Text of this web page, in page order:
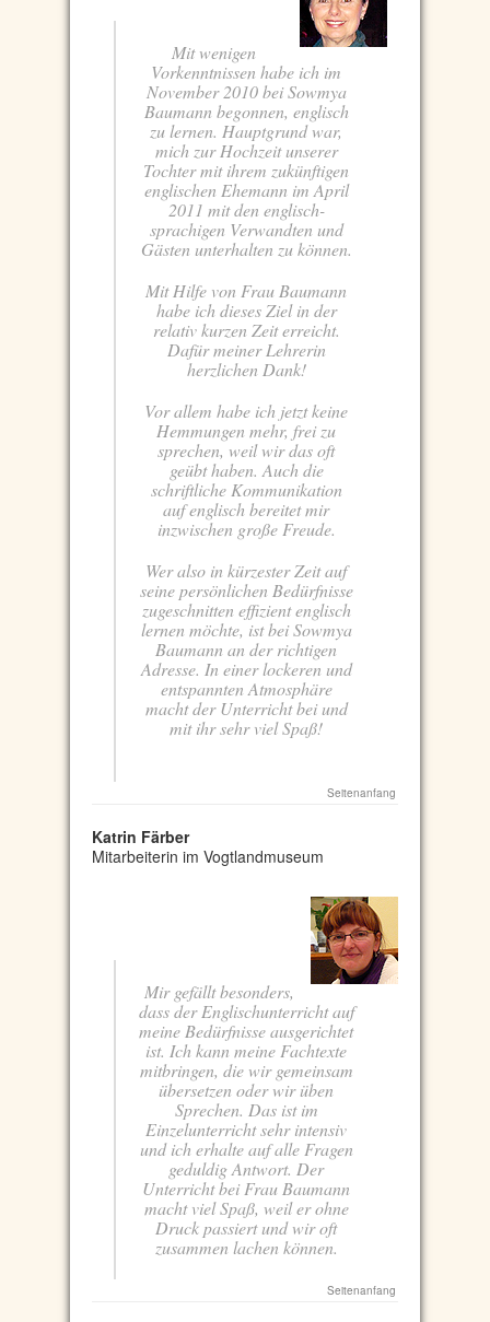
Mit wenigen
Vorkenntnissen habe ich im
November 2010 bei Sowmya
Baumann begonnen, englisch
zu lernen. Hauptgrund war,
mich zur Hochzeit unserer
Tochter mit ihrem zukünftigen
englischen Ehemann im April
2011 mit den englisch-
sprachigen Verwandten und
Gästen unterhalten zu können.
Mit Hilfe von Frau Baumann
habe ich dieses Ziel in der
relativ kurzen Zeit erreicht.
Dafür meiner Lehrerin
herzlichen Dank!
Vor allem habe ich jetzt keine
Hemmungen mehr, frei zu
sprechen, weil wir das oft
geübt haben. Auch die
schriftliche Kommunikation
auf englisch bereitet mir
inzwischen große Freude.
Wer also in kürzester Zeit auf
seine persönlichen Bedürfnisse
zugeschnitten effizient englisch
lernen möchte, ist bei Sowmya
Baumann an der richtigen
Adresse. In einer lockeren und
entspannten Atmosphäre
macht der Unterricht bei und
mit ihr sehr viel Spaß!
Seitenanfang
Katrin Färber
Mitarbeiterin im Vogtlandmuseum
Mir gefällt besonders,
dass der Englischunterricht auf
meine Bedürfnisse ausgerichtet
ist. Ich kann meine Fachtexte
mitbringen, die wir gemeinsam
übersetzen oder wir üben
Sprechen. Das ist im
Einzelunterricht sehr intensiv
und ich erhalte auf alle Fragen
geduldig Antwort. Der
Unterricht bei Frau Baumann
macht viel Spaß, weil er ohne
Druck passiert und wir oft
zusammen lachen können.
Seitenanfang